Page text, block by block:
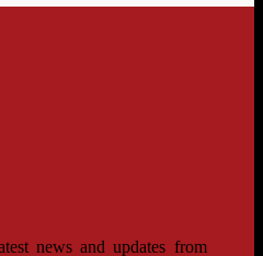
news and updates from